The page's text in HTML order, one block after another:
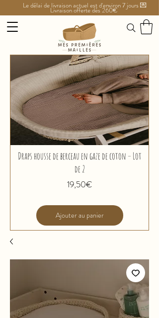
Le délai de livraison actuel est d'environ 7 jours 💌
Livraison offerte dès 260€
Draps housse de berceau en gaze de coton – Lot
de 2
19,50€Prix
Ajouter au panier